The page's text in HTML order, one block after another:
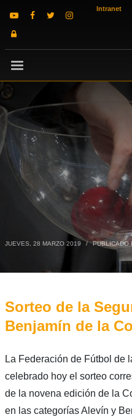
Intranet
JUEVES, 28 MARZO 2019 / PUBLICADO
Sorteo de la
Benjamín de la
La Federación de Fútbol de
celebrado hoy el sorteo
de la novena edición de la
en las categorías Alevín y